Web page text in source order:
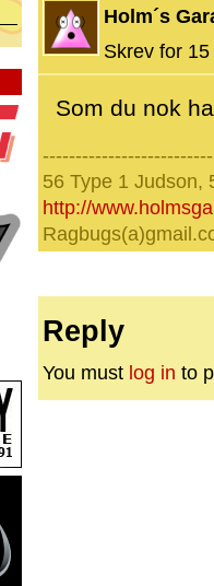
Holm´s
Skrev for
Som du nok
56 Type 1 Judson,
http://
Reply
You must log in to